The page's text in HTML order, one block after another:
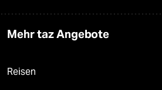
Mehr taz Angebote
Reisen